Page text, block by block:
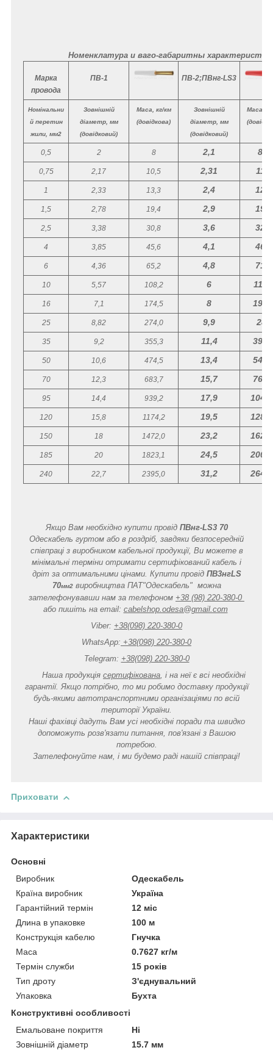
Номенклатура и ваго-габаритны
Марка
провода
ПВ-1 ПВ-2;ПВнг-LS3
Номінальни
й перетин
жили, мм2
Зовнішній
діаметр, мм
(довідковий)
Маса, кг/км
(довідкова)
Зовнішній
діаметр, мм
(довідковий)
Маса,
0,5 2 8 2,1 8,6
0,75 2,17 10,5 2,31 11,5
1 2,33 13,3 2,4 12,9
1,5 2,78 19,4 2,9 19,5
2,5 3,38 30,8 3,6 32,0
4 3,85 45,6 4,1 46,7
6 4,36 65,2 4,8 71,2
10 5,57 108,2 6
16 7,1 174,5 8
25 8,82 274,0 9,9 283
35 9,2 355,3 11,4
50 10,6 474,5 13,4
70 12,3 683,7 15,7
95 14,4 939,2 17,9
120 15,8 1174,2 19,5
150 18 1472,0 23,2
185 20 1823,1 24,5
240 22,7 2395,0 31,2
Якщо Вам необхідно купити провід ПВнг-LS3 70
Одескабель гуртом або в роздріб, завдяки безпосередній
співпраці з виробником кабельної продукції, Ви можете в
мінімальні терміни отримати сертифікований кабель і
дріт за оптимальними цінами. Купити провід ПВ3нгLS
70мм2 виробництва ПАТ"Одескабель" можна
зателефонувавши нам за телефоном +38 (98) 220-380-0
або пишіть на email: cabelshop.odesa@gmail.com
Viber: +38(098) 220-380-0
WhatsApp: +38(098) 220-380-0
Telegram: +38(098) 220-380-0
Наша продукція сертифікована, і на неї є всі необхідні
гарантії. Якщо потрібно, то ми робимо доставку продукції
будь-якими автотранспортними організаціями по всій
території України.
Наші фахівці дадуть Вам усі необхідні поради та швидко
допоможуть розв'язати питання, пов'язані з Вашою
потребою.
Зателефонуйте нам, і ми будемо раді нашій співпраці!
Приховати
Характеристики
Основні
Виробник
Одескабель
Країна виробник
Україна
Гарантійний термін
12 міс
Длина в упаковке
100 м
Конструкція кабелю
Гнучка
Маса
0.7627 кг/м
Термін служби
15 років
Тип дроту
З'єднувальний
Упаковка
Бухта
Конструктивні особливості
Емальоване покриття
Ні
Зовнішній діаметр
15.7 мм